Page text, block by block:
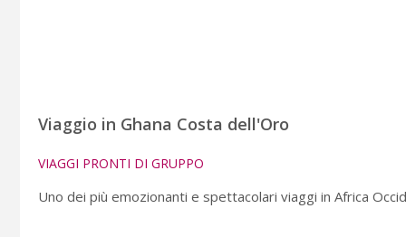
Viaggio in Ghana Costa dell'Oro
VIAGGI PRONTI DI GRUPPO
Uno dei più emozionanti e spettacolari viaggi in Africa